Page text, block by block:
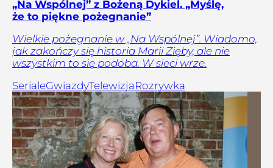
„Na Wspólnej” z Bożeną Dykiel. „Myślę,
że to piękne pożegnanie”
Wielkie pożegnanie w „Na Wspólnej”. Wiadomo,
jak zakończy się historia Marii Zięby, ale nie
wszystkim to się podoba. W sieci wrze.
SerialeGwiazdyTelewizjaRozrywka